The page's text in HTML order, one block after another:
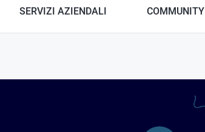
SERVIZI AZIENDALI COMMUNITY